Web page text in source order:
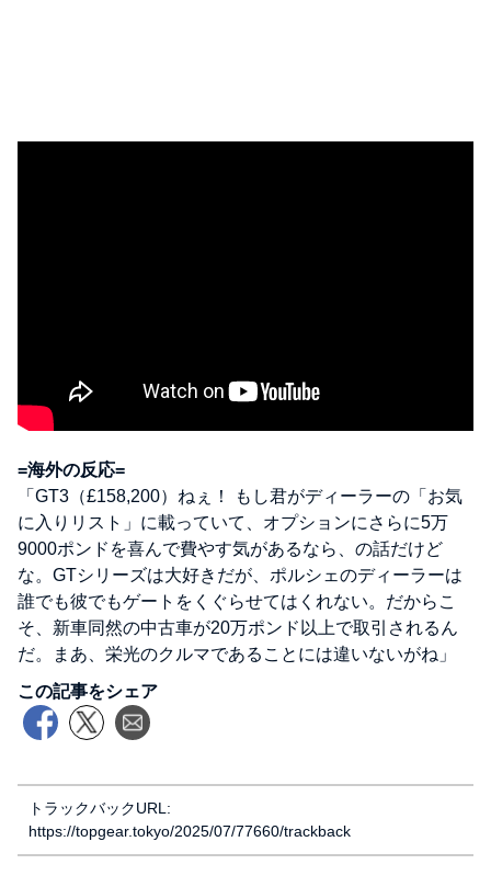
=海外の反応=
「GT3（£158,200）ねぇ！ もし君がディーラーの「お気
に入りリスト」に載っていて、オプションにさらに5万
9000ポンドを喜んで費やす気があるなら、の話だけど
な。GTシリーズは大好きだが、ポルシェのディーラーは
誰でも彼でもゲートをくぐらせてはくれない。だからこ
そ、新車同然の中古車が20万ポンド以上で取引されるん
だ。まあ、栄光のクルマであることには違いないがね」
この記事をシェア
トラックバックURL:
https://topgear.tokyo/2025/07/77660/trackback